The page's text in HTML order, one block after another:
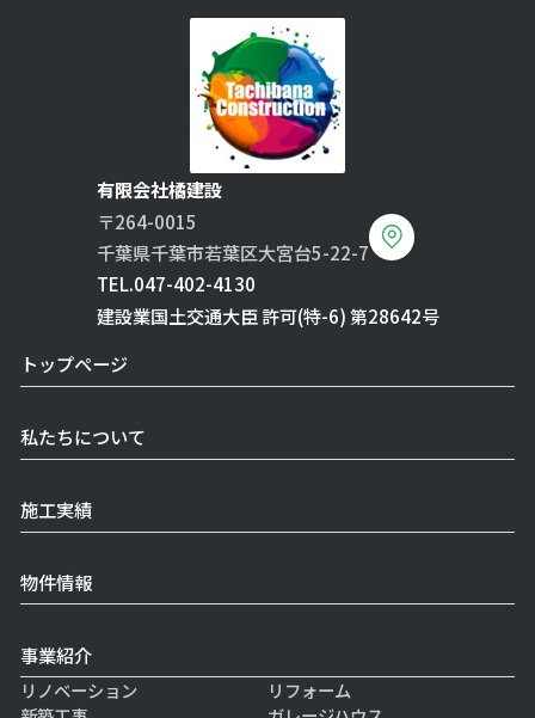
有限会社橘建設
〒264-0015
千葉県千葉市若葉区大宮台5-22-7
TEL.047-402-4130
建設業国土交通大臣 許可(特-6) 第28642号
トップページ
私たちについて
施工実績
物件情報
事業紹介
リノベーション
リフォーム